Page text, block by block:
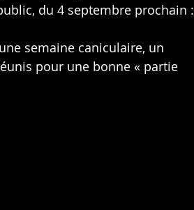
du 4 septembre prochain :
semaine caniculaire, un
pour une bonne « partie